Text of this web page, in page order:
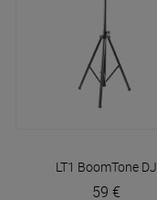
LT1 BoomTone DJ
59 €